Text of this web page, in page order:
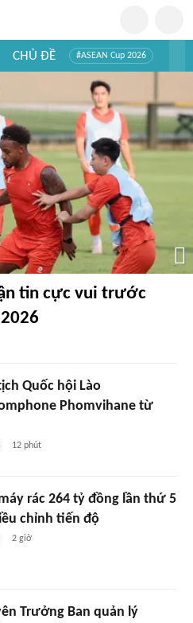
CHỦ ĐỀ #ASEAN Cup 2026
#Khám phá Việt Nam
tin cực vui trước
Quốc hội Lào
Phomvihane từ
12 phút
rác 264 tỷ đồng lần thứ 5
chỉnh tiến độ
2 giờ
Trưởng Ban quản lý